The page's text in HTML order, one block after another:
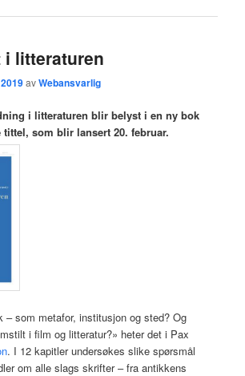
litteraturen
avWebansvarlig
i litteraturen blir belyst i en ny bok
tittel, som blir lansert 20. februar.
– som metafor, institusjon og sted? Og
i film og litteratur?» heter det i Pax
. I 12 kapitler undersøkes slike spørsmål
om alle slags skrifter – fra antikkens